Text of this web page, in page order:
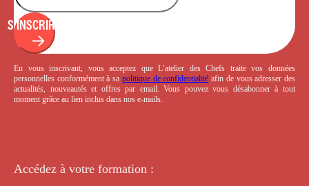
S'INSCRIRE
En vous inscrivant, vous acceptez que L’atelier des Chefs traite vos données
personnelles conformément à sa politique de confidentialité afin de vous adresser des
actualités, nouveautés et offres par email. Vous pouvez vous désabonner à tout
moment grâce au lien inclus dans nos e-mails.
Accédez à votre formation :